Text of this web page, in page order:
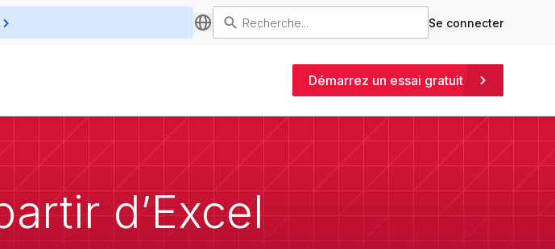
Se connecter
Démarrez un essai gratuit
d’Excel